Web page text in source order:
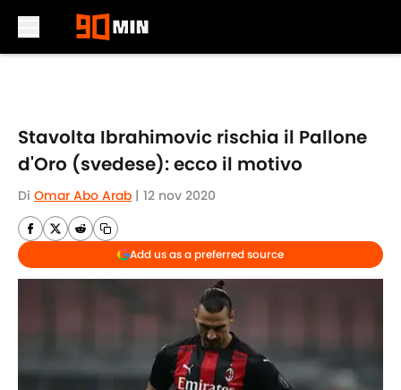
Stavolta Ibrahimovic rischia il Pallone
d'Oro (svedese): ecco il motivo
Di Omar Abo Arab | 12 nov 2020
Add us as a preferred source